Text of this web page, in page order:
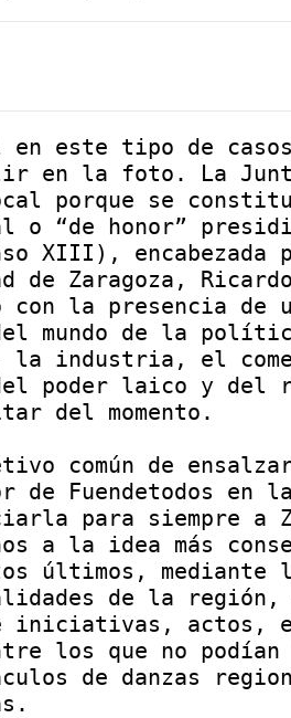
en este tipo de
en la foto. La
porque se
o “de honor”
XIII),
de Zaragoza,
la presencia de
mundo de la
la industria, el
poder laico y del
del momento.
común de
de Fuendetodos en
para siempre a
a la idea más
últimos, mediante
de la región,
iniciativas, actos,
los que no
de danzas